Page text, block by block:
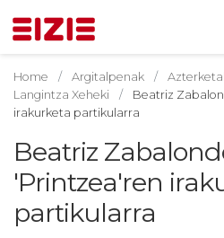
Home Argitalpenak
Langintza Xeheki
Beatriz
irakurketa partikularra
Beatriz
'Printzea'ren
partikularra